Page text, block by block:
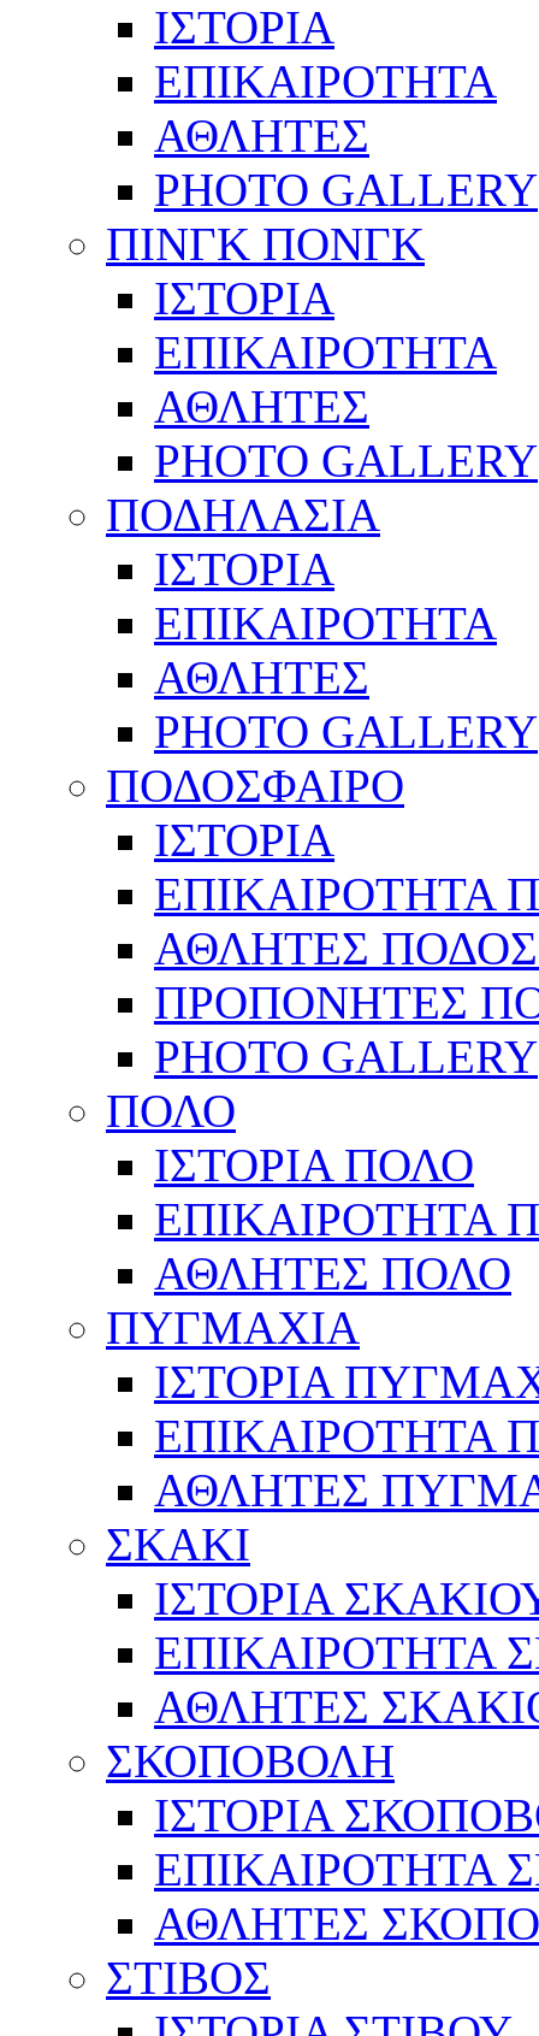
ΙΣΤΟΡΙΑ
ΕΠΙΚΑΙΡΟΤΗΤΑ
ΑΘΛΗΤΕΣ
PHOTO GALLERY
ΠΙΝΓΚ ΠΟΝΓΚ
ΙΣΤΟΡΙΑ
ΕΠΙΚΑΙΡΟΤΗΤΑ
ΑΘΛΗΤΕΣ
PHOTO GALLERY
ΠΟΔΗΛΑΣΙΑ
ΙΣΤΟΡΙΑ
ΕΠΙΚΑΙΡΟΤΗΤΑ
ΑΘΛΗΤΕΣ
PHOTO GALLERY
ΠΟΔΟΣΦΑΙΡΟ
ΙΣΤΟΡΙΑ
ΕΠΙΚΑΙΡΟΤΗΤΑ
ΑΘΛΗΤΕΣ
ΠΡΟΠΟΝΗΤΕΣ
PHOTO GALLERY
ΠΟΛΟ
ΙΣΤΟΡΙΑ ΠΟΛΟ
ΕΠΙΚΑΙΡΟΤΗΤΑ
ΑΘΛΗΤΕΣ ΠΟΛΟ
ΠΥΓΜΑΧΙΑ
ΙΣΤΟΡΙΑ
ΕΠΙΚΑΙΡΟΤΗΤΑ
ΑΘΛΗΤΕΣ
ΣΚΑΚΙ
ΙΣΤΟΡΙΑ
ΕΠΙΚΑΙΡΟΤΗΤΑ
ΑΘΛΗΤΕΣ
ΣΚΟΠΟΒΟΛΗ
ΙΣΤΟΡΙΑ
ΕΠΙΚΑΙΡΟΤΗΤΑ
ΑΘΛΗΤΕΣ
ΣΤΙΒΟΣ